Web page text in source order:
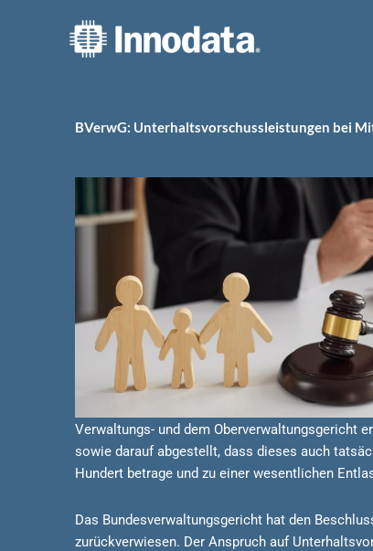
BVerwG: Unterhaltsvorschussleistungen bei
Verwaltungs- und dem Oberverwaltungsgericht
sowie darauf abgestellt, dass dieses auch
Hundert betrage und zu einer wesentlichen
Das Bundesverwaltungsgericht hat den
zurückverwiesen. Der Anspruch auf